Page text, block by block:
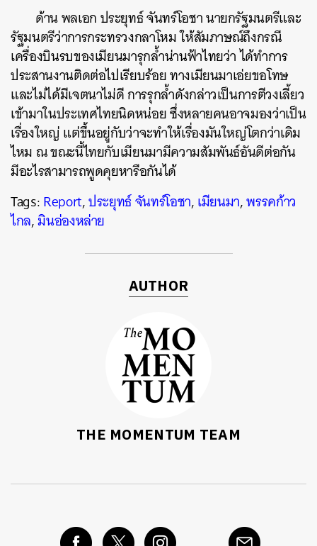
ด้าน พลเอก ประยุทธ์ จันทร์โอชา นายกรัฐมนตรีและ
รัฐมนตรีว่าการกระทรวงกลาโหม ให้สัมภาษณ์ถึงกรณี
เครื่องบินรบของเมียนมารุกล้ำน่านฟ้าไทยว่า ได้ทำการ
ประสานงานติดต่อไปเรียบร้อย ทางเมียนมาเอ่ยขอโทษ
และไม่ได้มีเจตนาไม่ดี การรุกล้ำดังกล่าวเป็นการตีวงเลี้ยว
เข้ามาในประเทศไทยนิดหน่อย ซึ่งหลายคนอาจมองว่าเป็น
เรื่องใหญ่ แต่ขึ้นอยู่กับว่าจะทำให้เรื่องมันใหญ่โตกว่าเดิม
ไหม ณ ขณะนี้ไทยกับเมียนมามีความสัมพันธ์อันดีต่อกัน
มีอะไรสามารถพูดคุยหารือกันได้
Tags:Report,ประยุทธ์ จันทร์โอชา,เมียนมา,พรรคก้าว
ไกล,มินอ่องหล่าย
AUTHOR
THE MOMENTUM TEAM